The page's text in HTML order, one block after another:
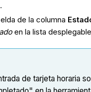
.
de la columna
en la lista
de tarjeta horaria